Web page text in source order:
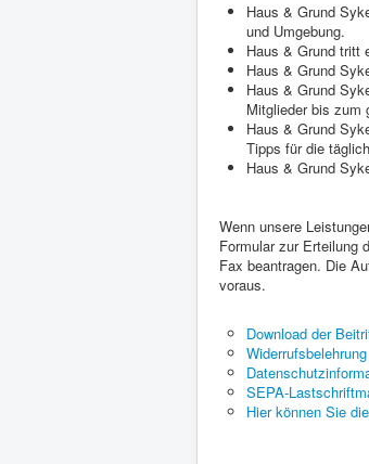
Haus & Grund
und Umgebung.
Haus & Grund tritt
Haus & Grund
Haus & Grund
Mitglieder bis zum
Haus & Grund
Tipps für die
Haus & Grund
Wenn unsere
Formular zur Erteilung
Fax beantragen. Die
voraus.
Download der
Widerrufsbelehrung
SEPA-
Hier können Sie